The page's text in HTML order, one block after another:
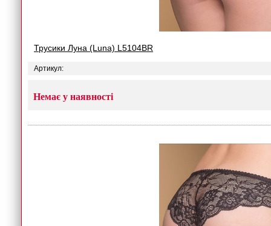
Трусики Луна (Luna) L5104BR
Артикул:
Немає у наявності